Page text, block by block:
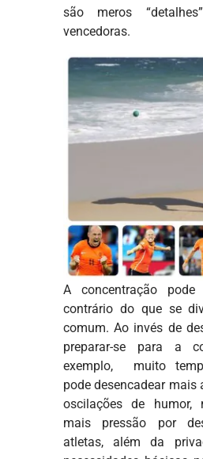
são meros
vencedoras.
A concentração
contrário do que se
comum. Ao invés de
preparar-se para a
exemplo, muito
pode desencadear mais
oscilações de humor,
mais pressão por
atletas, além da